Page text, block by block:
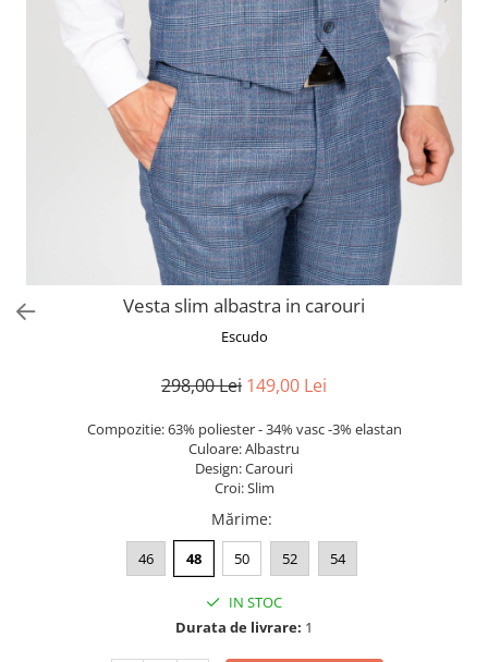
Vesta slim albastra in carouri
Escudo
298,00 Lei 149,00 Lei
Compozitie: 63% poliester - 34% vasc -3% elastan
Culoare: Albastru
Design: Carouri
Croi: Slim
Mărime:
46 48 50 52 54
IN STOC
Durata de livrare: 1